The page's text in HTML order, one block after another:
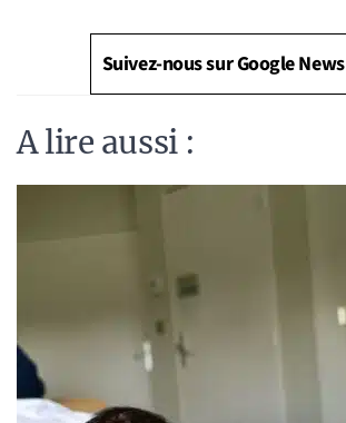
Suivez-nous sur Google News
A lire aussi :